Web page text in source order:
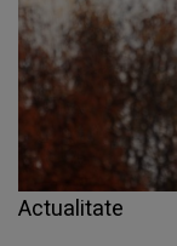
Actualitate